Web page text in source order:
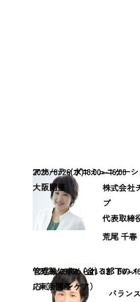
アサーティブコミュニケー
荒尾 千
株式会社
プ
代表取締
2026/8/26(水)13:00～16:00
大阪開催
管理職に求められる部下の
応（ラインケア）
バラン
2026/09/11（金）13：00～
東京開催